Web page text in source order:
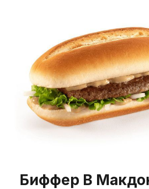
Биффер В